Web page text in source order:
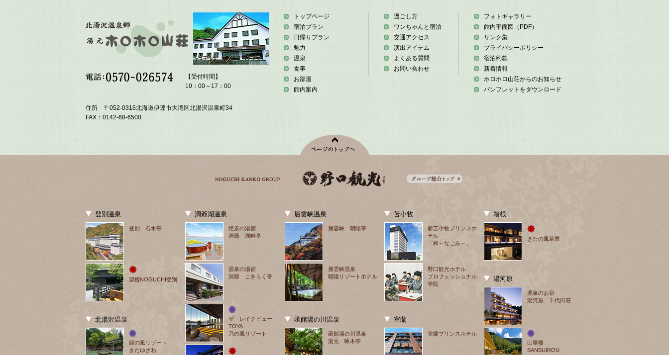
【受付時間】
10：00～17：00
住所 〒052-0316北海道伊達市大滝区北湯沢温泉町34
FAX：0142-68-6500
トップページ
宿泊プラン
日帰りプラン
魅力
温泉
食事
お部屋
館内案内
過ごし方
ワンちゃんと宿泊
交通アクセス
演出アイテム
よくある質問
お問い合わせ
フォトギャラリー
館内平面図（PDF）
リンク集
プライバシーポリシー
宿泊約款
新着情報
ホロホロ山荘からのお知らせ
パンフレットをダウンロード
登別温泉
登別 石水亭
望楼NOGUCHI登別
北湯沢温泉
緑の風リゾート
きたゆざわ
洞爺湖温泉
絶景の湯宿
洞爺 湖畔亭
源泉の湯宿
洞爺 ごきらく亭
ザ　レイクビュー
TOYA
乃の風リゾート
層雲峡温泉
層雲峡 朝陽亭
層雲峡温泉
朝陽リゾートホテル
函館湯の川温泉
函館湯の川温泉
湯元 啄木亭
苫小牧
新苫小牧プリンスホ
テル
「和～なごみ～」
野口観光ホテル
プロフェッショナル
学院
室蘭
室蘭プリンスホテル
箱根
きたの風茶寮
湯河原
源泉のお宿
湯河原 千代田荘
山翠楼
SANSUIROU